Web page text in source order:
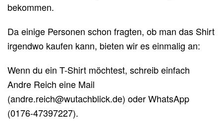
bekommen.
Da einige Personen schon fragten, ob man das Shirt
irgendwo kaufen kann, bieten wir es einmalig an:
Wenn du ein T-Shirt möchtest, schreib einfach
Andre Reich eine Mail
(andre.reich@wutachblick.de) oder WhatsApp
(0176-47397227).